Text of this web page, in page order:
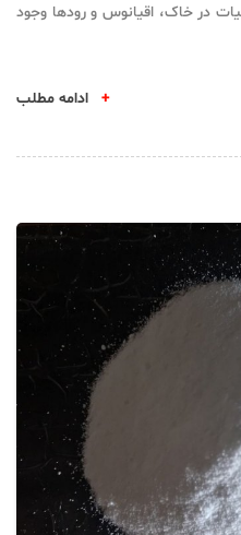
در خاک، اقیانوس و رودها وجود
+